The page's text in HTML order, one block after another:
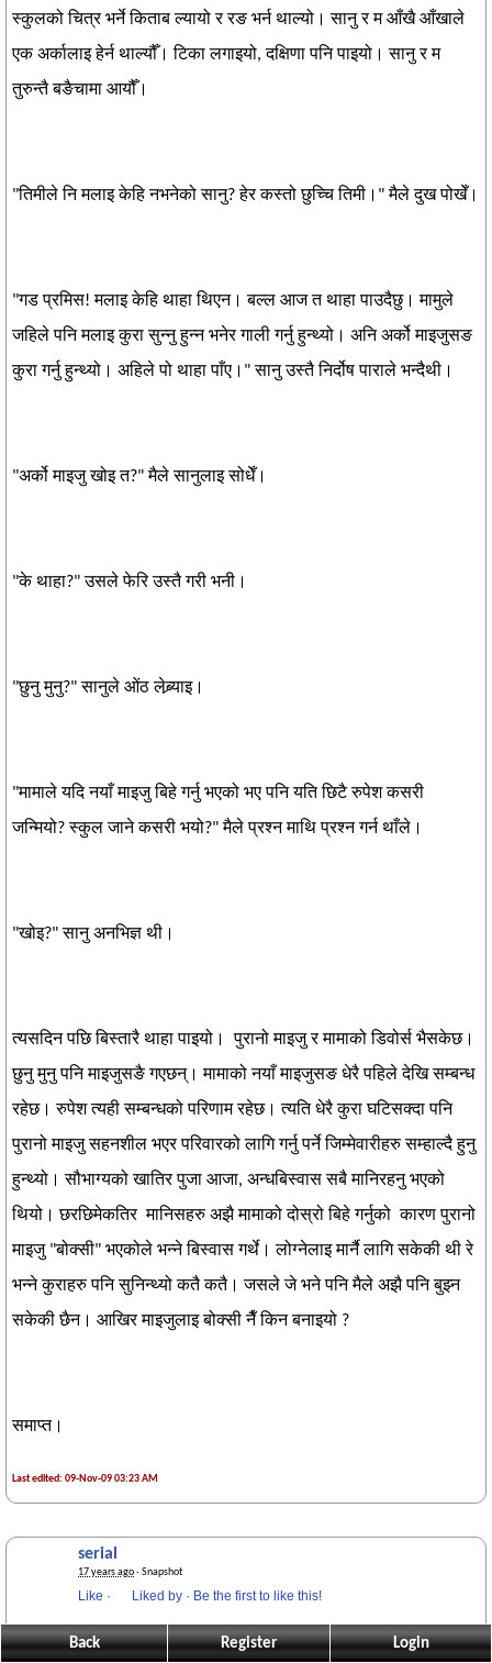
स्कुलको चित्र भर्ने किताब ल्यायो र रङ भर्न थाल्यो। सानु र म आँखै आँखाले
एक अर्कालाइ हेर्न थाल्यौँ। टिका लगाइयो, दक्षिणा पनि पाइयो। सानु र म
तुरुन्तै बङैचामा आयौँ।
"तिमीले नि मलाइ केहि नभनेको सानु? हेर कस्तो छुच्चि तिमी।" मैले दुख पोखेँ।
"गड प्रमिस! मलाइ केहि थाहा थिएन। बल्ल आज त थाहा पाउदैछु। मामुले
जहिले पनि मलाइ कुरा सुन्नु हुन्न भनेर गाली गर्नु हुन्थ्यो। अनि अर्को माइजुसङ
कुरा गर्नु हुन्थ्यो। अहिले पो थाहा पाँए।" सानु उस्तै निर्दोष पाराले भन्दैथी।
"अर्को माइजु खोइ त?" मैले सानुलाइ सोधेँ।
"के थाहा?" उसले फेरि उस्तै गरी भनी।
"छुनु मुनु?" सानुले ओंठ लेब्र्याइ।
"मामाले यदि नयाँ माइजु बिहे गर्नु भएको भए पनि यति छिटै रुपेश कसरी
जन्मियो? स्कुल जाने कसरी भयो?" मैले प्रश्न माथि प्रश्न गर्न थाँले।
"खोइ?" सानु अनभिज्ञ थी।
त्यसदिन पछि बिस्तारै थाहा पाइयो। पुरानो माइजु र मामाको डिवोर्स भैसकेछ।
छुनु मुनु पनि माइजुसङै गएछन्। मामाको नयाँ माइजुसङ धेरै पहिले देखि सम्बन्ध
रहेछ। रुपेश त्यही सम्बन्धको परिणाम रहेछ। त्यति धेरै कुरा घटिसक्दा पनि
पुरानो माइजु सहनशील भएर परिवारको लागि गर्नु पर्ने जिम्मेवारीहरु सम्हाल्दै हुनु
हुन्थ्यो। सौभाग्यको खातिर पुजा आजा, अन्धबिस्वास सबै मानिरहनु भएको
थियो। छरछिमेकतिर मानिसहरु अझै मामाको दोस्रो बिहे गर्नुको कारण पुरानो
माइजु "बोक्सी" भएकोले भन्ने बिस्वास गर्थे। लोग्नेलाइ मार्नै लागि सकेकी थी रे
भन्ने कुराहरु पनि सुनिन्थ्यो कतै कतै। जसले जे भने पनि मैले अझै पनि बुझ्न
सकेकी छैन। आखिर माइजुलाइ बोक्सी नैँ किन बनाइयो ?
समाप्त।
Last edited: 09-Nov-09 03:23 AM
serial
17 years ago· Snapshot
Like · Liked by · Be the first to like this!
ल गज्जब सँग गयो यो कथा
Back Register Login